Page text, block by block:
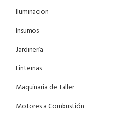
Iluminacion
Insumos
Jardinería
Linternas
Maquinaria de Taller
Motores a Combustión